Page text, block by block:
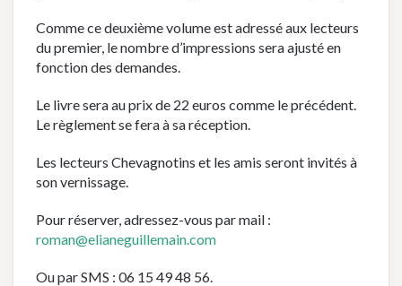
Comme ce deuxième volume est adressé aux lecteurs
du premier, le nombre d’impressions sera ajusté en
fonction des demandes.
Le livre sera au prix de 22 euros comme le précédent.
Le règlement se fera à sa réception.
Les lecteurs Chevagnotins et les amis seront invités à
son vernissage.
Pour réserver, adressez-vous par mail :
roman@elianeguillemain.com
Ou par SMS : 06 15 49 48 56.